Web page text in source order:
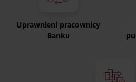
Uprawnieni pracownicy
Banku